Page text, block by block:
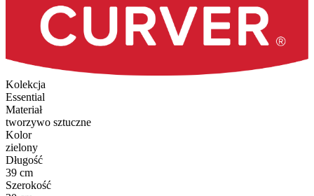
Kolekcja
Essential
Materiał
tworzywo sztuczne
Kolor
zielony
Długość
39 cm
Szerokość